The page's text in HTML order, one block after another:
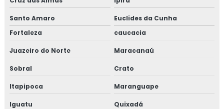
Santo Amaro
Euclides da Cunha
Fortaleza
caucacia
Juazeiro do Norte Maracanaú
Sobral Crato
Itapipoca Maranguape
Iguatu Quixadá